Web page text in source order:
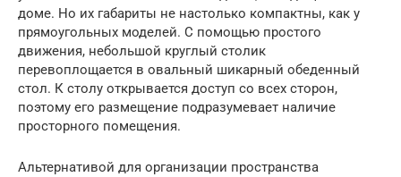
доме. Но их габариты не настолько компактны, как у
прямоугольных моделей. С помощью простого
движения, небольшой круглый столик
перевоплощается в овальный шикарный обеденный
стол. К столу открывается доступ со всех сторон,
поэтому его размещение подразумевает наличие
просторного помещения.
Альтернативой для организации пространства